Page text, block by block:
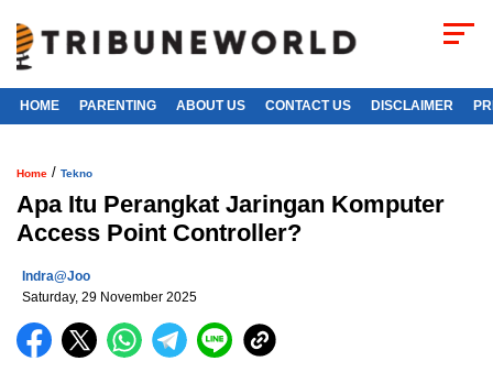
HOME PARENTING ABOUT US CONTACT US DISCLAIMER
Home / Tekno
Apa Itu Perangkat Jaringan Komputer
Access Point Controller?
Indra@joo
Saturday, 29 November 2025